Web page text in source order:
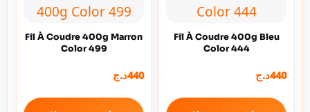
Fil À Coudre 400g Bleu
Color 444
440د.ج
Fil À Coudre 400g Marron
Color 499
440د.ج